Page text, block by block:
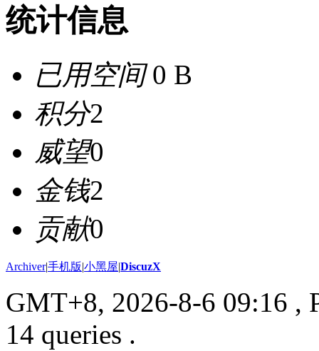
统计信息
已用空间0 B
积分2
威望0
金钱2
贡献0
Archiver|手机版|小黑屋|DiscuzX
GMT+8, 2026-8-6 09:16 ,
14 queries .